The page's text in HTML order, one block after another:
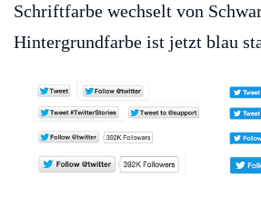
Schriftfarbe wechselt von
Hintergrundfarbe ist jetzt blau